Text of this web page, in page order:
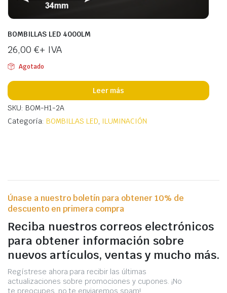
BOMBILLAS LED 4000LM
26,00 €+ IVA
Agotado
Leer más
SKU: BOM-H1-2A
Categoría: BOMBILLAS LED, ILUMINACIÓN
Únase a nuestro boletín para obtener 10% de
descuento en primera compra
Reciba nuestros correos electrónicos
para obtener información sobre
nuevos artículos, ventas y mucho más.
Regístrese ahora para recibir las últimas
actualizaciones sobre promociones y cupones. ¡No
te preocupes, no te enviaremos spam!